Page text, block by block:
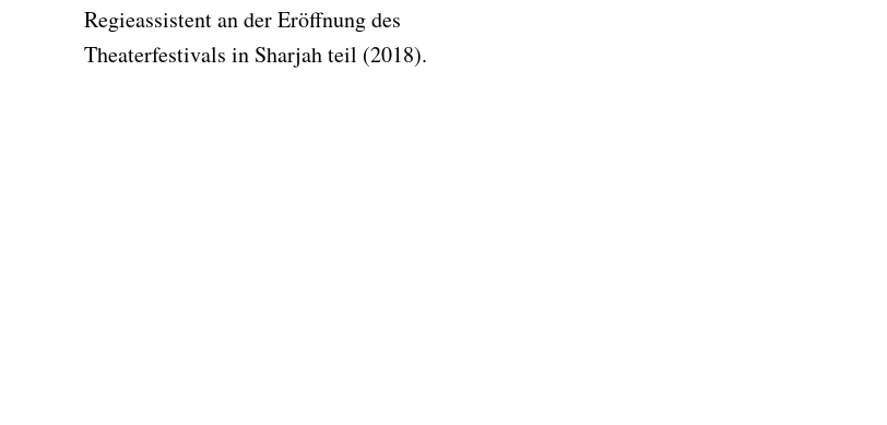
Regieassistent an der Eröffnung des
Theaterfestivals in Sharjah teil (2018).